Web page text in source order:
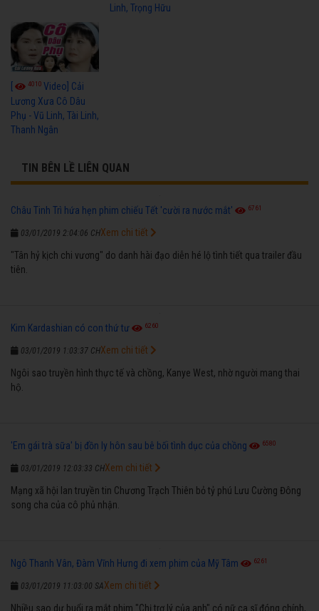
Linh, Trọng Hữu
[ 4010 Video] Cải
Lương Xưa Cô Dâu
Phụ - Vũ Linh, Tài Linh,
Thanh Ngân
TIN BÊN LỀ LIÊN QUAN
Châu Tinh Trì hứa hẹn phim chiếu Tết 'cười ra nước mắt' 6761
03/01/2019 2:04:06 CH
"Tân hỷ kịch chi vương" do danh hài đạo diễn hé lộ tình tiết qua trailer đầu
tiên.
Xem chi tiết
Kim Kardashian có con thứ tư 6260
03/01/2019 1:03:37 CH
Ngôi sao truyền hình thực tế và chồng, Kanye West, nhờ người mang thai
hộ.
Xem chi tiết
'Em gái trà sữa' bị đồn ly hôn sau bê bối tình dục của chồng 6580
03/01/2019 12:03:33 CH
Mạng xã hội lan truyền tin Chương Trạch Thiên bỏ tỷ phú Lưu Cường Đông
song cha của cô phủ nhận.
Xem chi tiết
Ngô Thanh Vân, Đàm Vĩnh Hưng đi xem phim của Mỹ Tâm 6261
03/01/2019 11:03:00 SA
Nhiều sao dự buổi ra mắt phim "Chị trợ lý của anh" có nữ ca sĩ đóng chính,
Xem chi tiết